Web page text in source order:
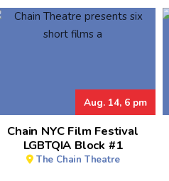
Aug. 14, 6 pm
Chain NYC Film Festival
LGBTQIA Block #1
The Chain Theatre